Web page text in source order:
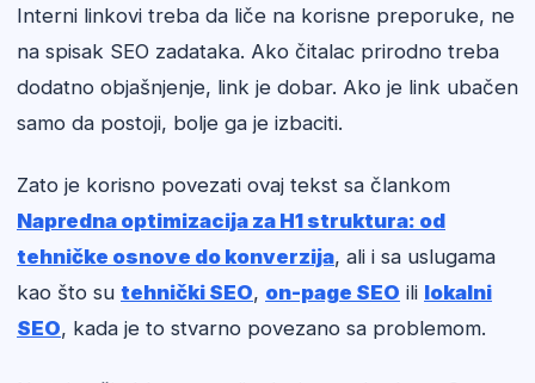
Interni linkovi treba da liče na korisne preporuke, ne
na spisak SEO zadataka. Ako čitalac prirodno treba
dodatno objašnjenje, link je dobar. Ako je link ubačen
samo da postoji, bolje ga je izbaciti.
Zato je korisno povezati ovaj tekst sa člankom
Napredna optimizacija za H1 struktura: od
tehničke osnove do konverzija, ali i sa uslugama
kao što su tehnički SEO, on-page SEO ili lokalni
SEO, kada je to stvarno povezano sa problemom.